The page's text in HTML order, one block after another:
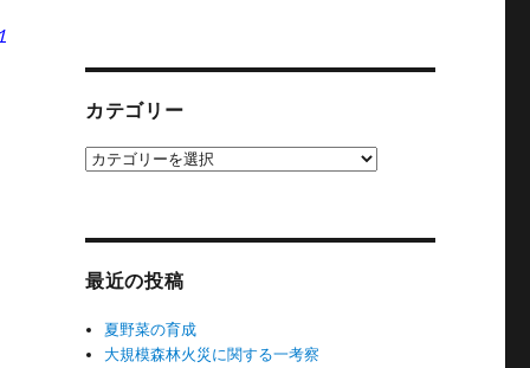
カテゴリー
カ
最近の投稿
夏野菜の育成
大規模森林火災に関する一考察